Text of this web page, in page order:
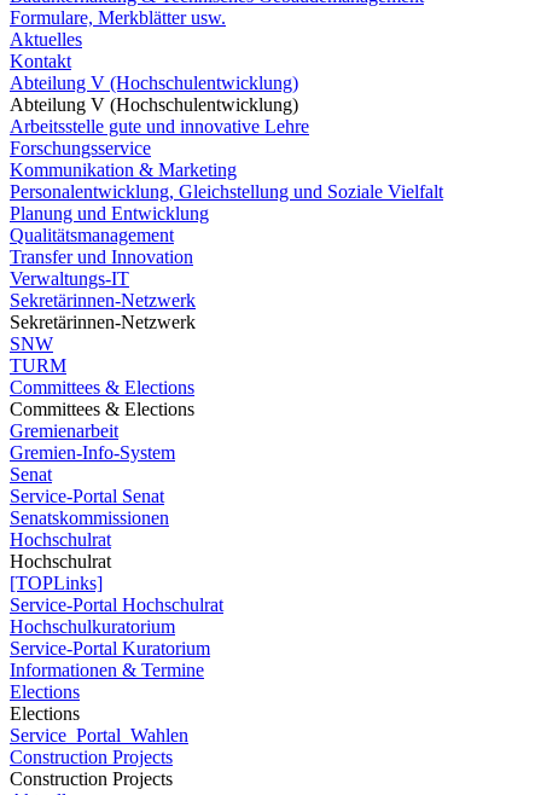
Formulare, Merkblätter usw.
Aktuelles
Kontakt
Abteilung V (Hochschulentwicklung)
Abteilung V (Hochschulentwicklung)
Arbeitsstelle gute und innovative Lehre
Forschungsservice
Kommunikation & Marketing
Personalentwicklung, Gleichstellung und Soziale Vielfalt
Planung und Entwicklung
Qualitätsmanagement
Transfer und Innovation
Verwaltungs-IT
Sekretärinnen-Netzwerk
Sekretärinnen-Netzwerk
SNW
TURM
Committees & Elections
Committees & Elections
Gremienarbeit
Gremien-Info-System
Senat
Service-Portal Senat
Senatskommissionen
Hochschulrat
Hochschulrat
[TOPLinks]
Service-Portal Hochschulrat
Hochschulkuratorium
Service-Portal Kuratorium
Informationen & Termine
Elections
Elections
Service_Portal_Wahlen
Construction Projects
Construction Projects